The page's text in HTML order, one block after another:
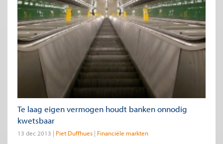
Te laag eigen vermogen houdt banken onnodig
kwetsbaar
13 dec 2013 Piet Duffhues Financiële markten